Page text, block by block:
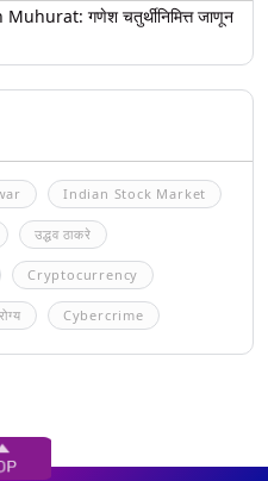
गणेश चतुर्थीनिमित्त जाणून
Indian Stock Market
उद्धव ठाकरे
Cryptocurrency
Cybercrime